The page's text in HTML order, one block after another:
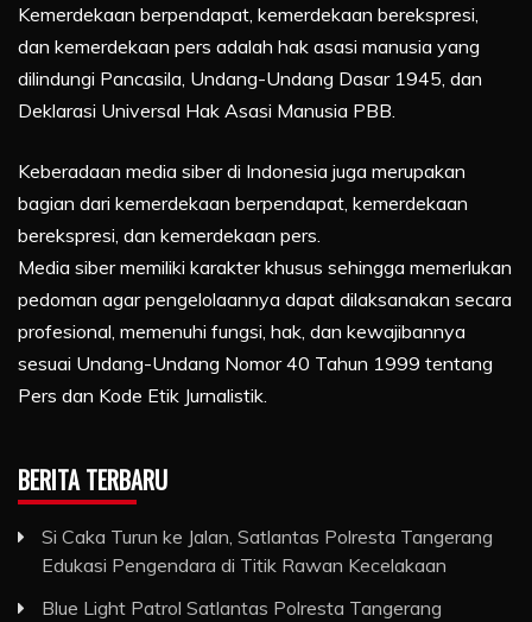
Kemerdekaan berpendapat, kemerdekaan berekspresi,
dan kemerdekaan pers adalah hak asasi manusia yang
dilindungi Pancasila, Undang-Undang Dasar 1945, dan
Deklarasi Universal Hak Asasi Manusia PBB.
Keberadaan media siber di Indonesia juga merupakan
bagian dari kemerdekaan berpendapat, kemerdekaan
berekspresi, dan kemerdekaan pers.
Media siber memiliki karakter khusus sehingga memerlukan
pedoman agar pengelolaannya dapat dilaksanakan secara
profesional, memenuhi fungsi, hak, dan kewajibannya
sesuai Undang-Undang Nomor 40 Tahun 1999 tentang
Pers dan Kode Etik Jurnalistik.
BERITA TERBARU
Si Caka Turun ke Jalan, Satlantas Polresta Tangerang
Edukasi Pengendara di Titik Rawan Kecelakaan
Blue Light Patrol Satlantas Polresta Tangerang